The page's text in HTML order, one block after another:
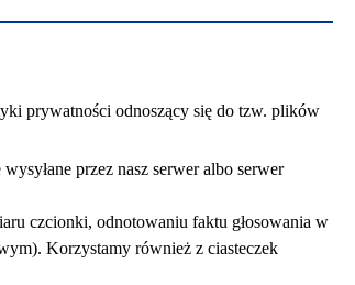
prywatności odnoszący się do tzw. plików
przez nasz serwer albo serwer
czcionki, odnotowaniu faktu głosowania w
Korzystamy również z ciasteczek